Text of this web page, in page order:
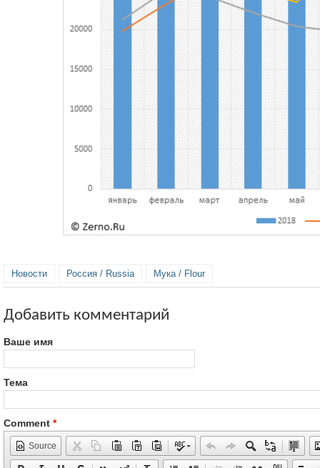
Новости Россия / Russia Мука / Flour
Добавить комментарий
Ваше имя
Тема
Comment *
Source